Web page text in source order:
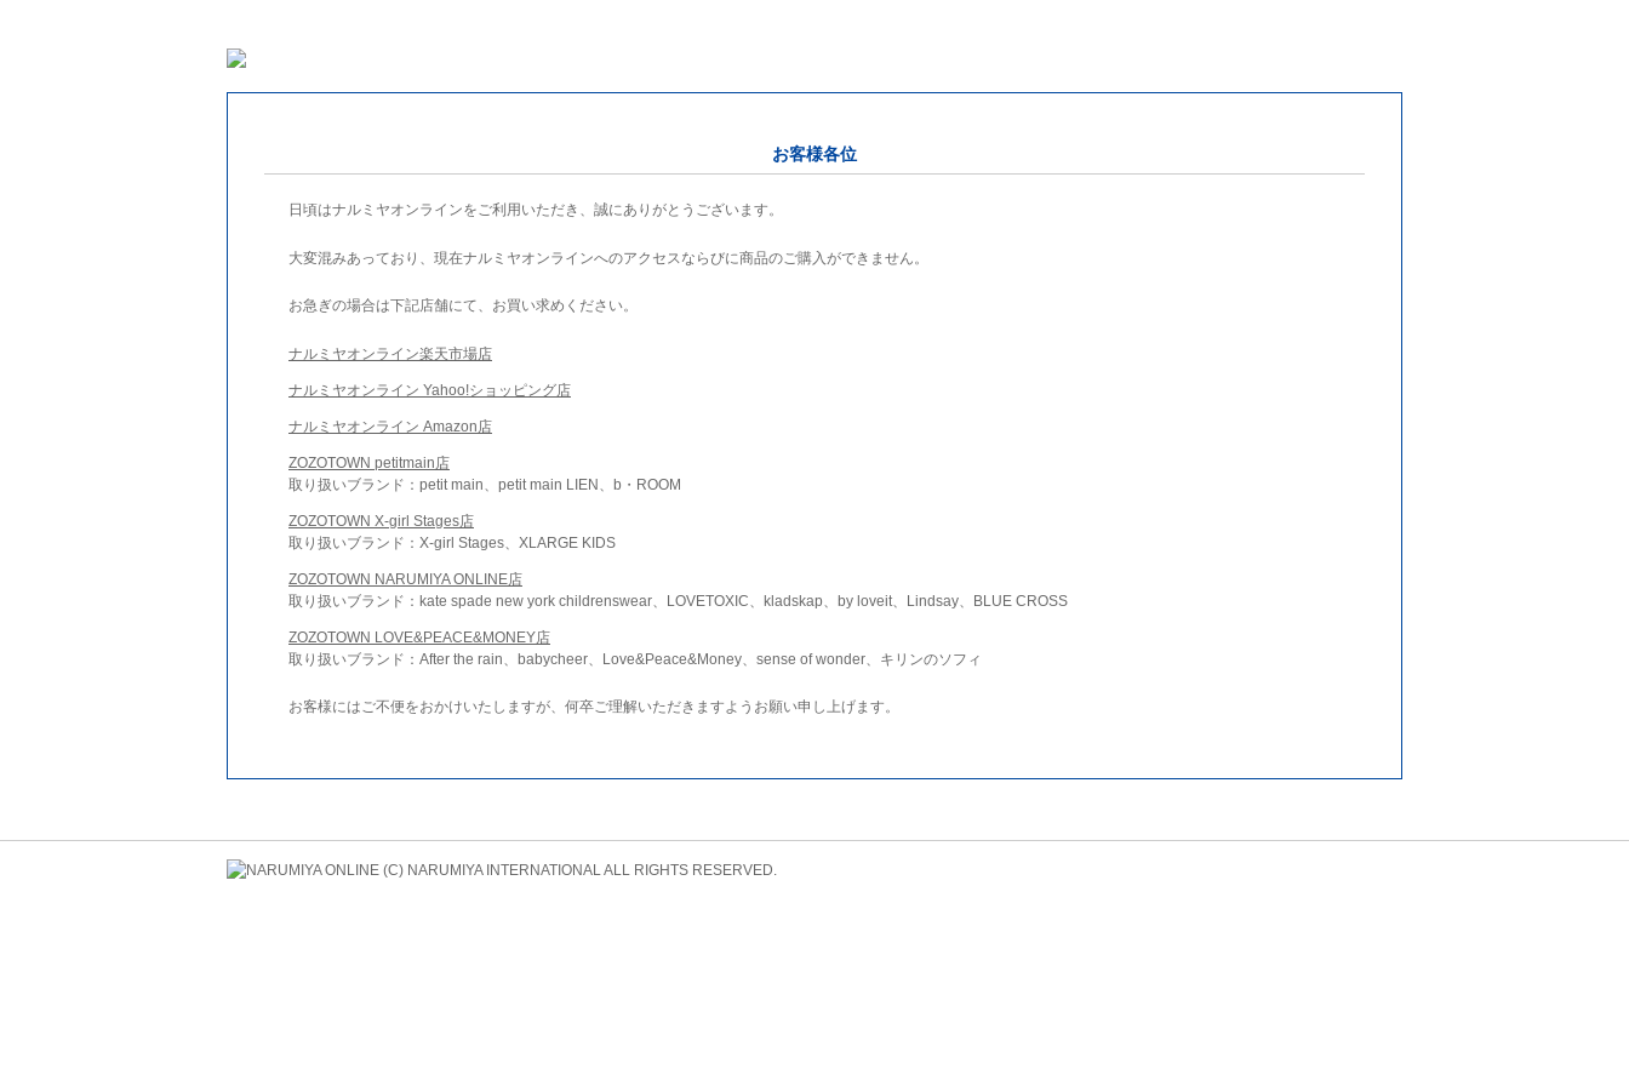
お客様各位
日頃はナルミヤオンラインをご利用いただき、誠にありがとうございます。
大変混みあっており、現在ナルミヤオンラインへのアクセスならびに商品のご購入ができません。
お急ぎの場合は下記店舗にて、お買い求めください。
ナルミヤオンライン楽天市場店
ナルミヤオンライン Yahoo!ショッピング店
ナルミヤオンライン Amazon店
ZOZOTOWN petitmain店
取り扱いブランド：petit main、petit main LIEN、b・ROOM
ZOZOTOWN X-girl Stages店
取り扱いブランド：X-girl Stages、XLARGE KIDS
ZOZOTOWN NARUMIYA ONLINE店
取り扱いブランド：kate spade new york childrenswear、LOVETOXIC、kladskap、by loveit、Lindsay、BLUE CROSS
ZOZOTOWN LOVE&PEACE&MONEY店
取り扱いブランド：After the rain、babycheer、Love&Peace&Money、sense of wonder、キリンのソフィ
お客様にはご不便をおかけいたしますが、何卒ご理解いただきますようお願い申し上げます。